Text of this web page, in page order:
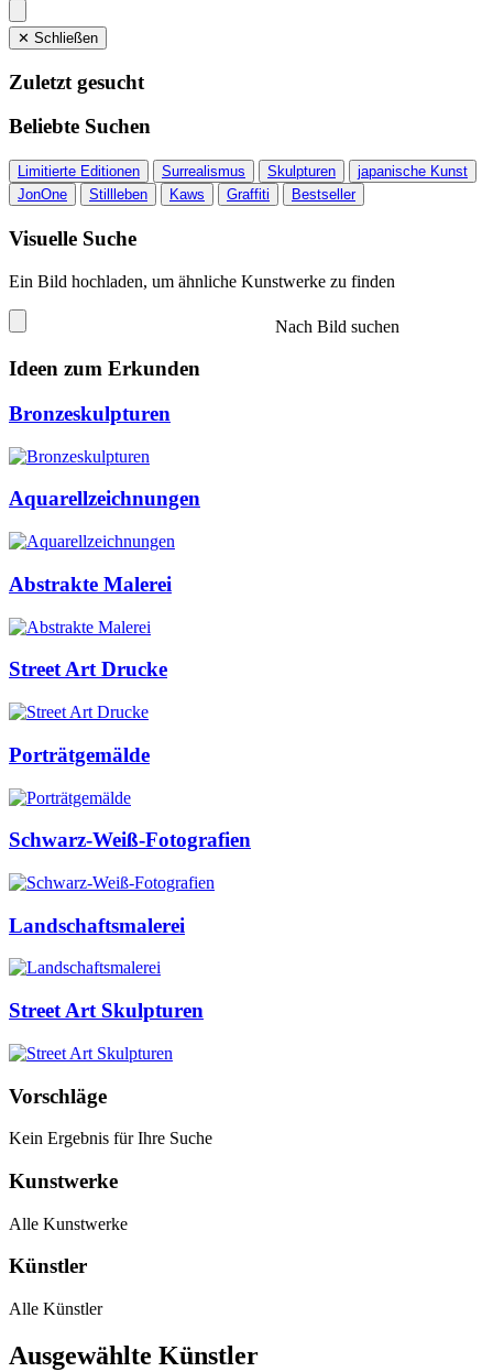
✕ Schließen
Zuletzt gesucht
Beliebte Suchen
Limitierte Editionen Surrealismus Skulpturen
japanische Kunst
JonOne
Stillleben Kaws Graffiti Bestseller
Visuelle Suche
Ein Bild hochladen, um ähnliche Kunstwerke zu finden
Nach Bild suchen
Ideen zum Erkunden
Bronzeskulpturen
Aquarellzeichnungen
Abstrakte Malerei
Street Art Drucke
Porträtgemälde
Schwarz-Weiß-Fotografien
Landschaftsmalerei
Street Art Skulpturen
Vorschläge
Kein Ergebnis für Ihre Suche
Kunstwerke
Alle Kunstwerke
Künstler
Alle Künstler
Ausgewählte Künstler